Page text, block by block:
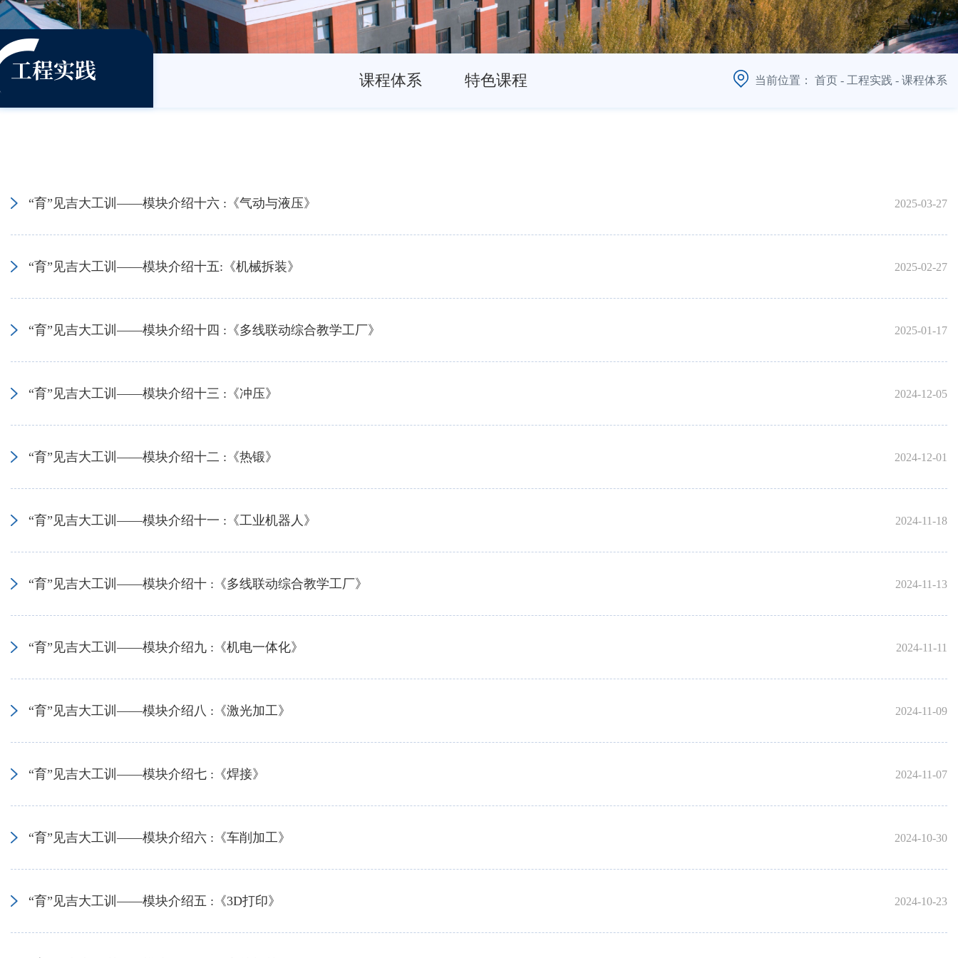
工程实践 课程体系 特色课程 当前位置： 首页 - 工程实践 - 课程体系
“育”见吉大工训——模块介绍十六 :《气动与液压》 2025-03-27
“育”见吉大工训——模块介绍十五:《机械拆装》 2025-02-27
“育”见吉大工训——模块介绍十四 :《多线联动综合教学工厂》 2025-01-17
“育”见吉大工训——模块介绍十三 :《冲压》 2024-12-05
“育”见吉大工训——模块介绍十二 :《热锻》 2024-12-01
“育”见吉大工训——模块介绍十一 :《工业机器人》 2024-11-18
“育”见吉大工训——模块介绍十 :《多线联动综合教学工厂》 2024-11-13
“育”见吉大工训——模块介绍九 :《机电一体化》 2024-11-11
“育”见吉大工训——模块介绍八 :《激光加工》 2024-11-09
“育”见吉大工训——模块介绍七 :《焊接》 2024-11-07
“育”见吉大工训——模块介绍六 :《车削加工》 2024-10-30
“育”见吉大工训——模块介绍五 :《3D打印》 2024-10-23